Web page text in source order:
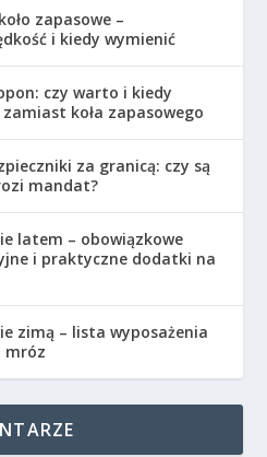
zapasowe –
i kiedy wymienić
czy warto i kiedy
koła zapasowego
za granicą: czy są
mandat?
latem – obowiązkowe
i praktyczne dodatki na
zimą – lista wyposażenia
mróz